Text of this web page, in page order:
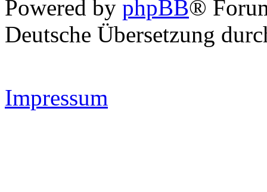
Powered by phpBB®
Deutsche Übersetzung
Impressum